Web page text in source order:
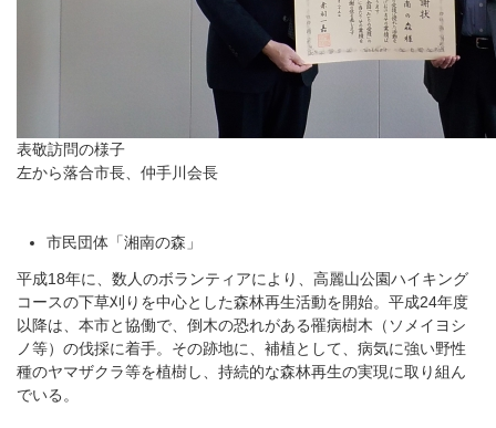
表敬訪問の様子
左から落合市長、仲手川会長
市民団体「湘南の森」
平成18年に、数人のボランティアにより、高麗山公園ハイキング
コースの下草刈りを中心とした森林再生活動を開始。平成24年度
以降は、本市と協働で、倒木の恐れがある罹病樹木（ソメイヨシ
ノ等）の伐採に着手。その跡地に、補植として、病気に強い野性
種のヤマザクラ等を植樹し、持続的な森林再生の実現に取り組ん
でいる。